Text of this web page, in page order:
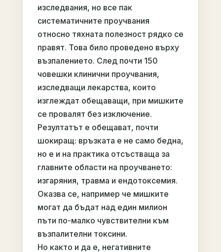
изследвания, но все пак
систематичните проучвания
относно тяхната полезност рядко се
правят. Това било проведено върху
възпалението. След почти 150
човешки клинични проучвания,
изследващи лекарства, които
изглеждат обещаващи, при мишките
се провалят без изключение.
Резултатът е обещават, почти
шокиращ: връзката е не само бедна,
но е и на практика отсъстваща за
главните области на проучването:
изгаряния, травма и ендотоксемия.
Оказва се, например че мишките
могат да бъдат над един милион
пъти по-малко чувствителни към
възпалителни токсини.
Но както и да е, негативните